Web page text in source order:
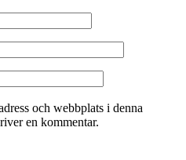
och webbplats i denna
en kommentar.